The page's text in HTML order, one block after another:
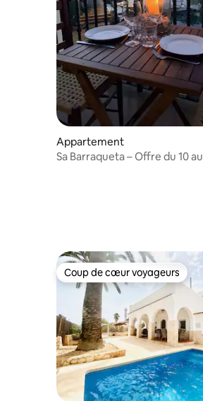
Appartement
Sa Barraqueta – Offre du 10 au
Coup de cœur voyageurs
Coup de cœur voyageurs